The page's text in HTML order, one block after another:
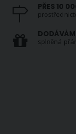
PŘES 10
splněná